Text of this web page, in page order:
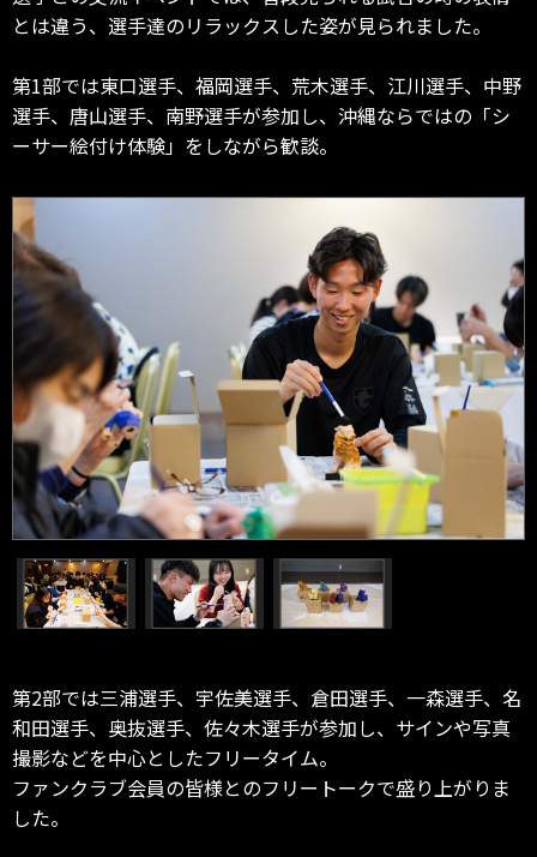
とは違う、選手達のリラックスした姿が見られました。
第1部では東口選手、福岡選手、荒木選手、江川選手、中野
選手、唐山選手、南野選手が参加し、沖縄ならではの「シ
ーサー絵付け体験」をしながら歓談。
第2部では三浦選手、宇佐美選手、倉田選手、一森選手、名
和田選手、奥抜選手、佐々木選手が参加し、サインや写真
撮影などを中心としたフリータイム。
ファンクラブ会員の皆様とのフリートークで盛り上がりま
した。